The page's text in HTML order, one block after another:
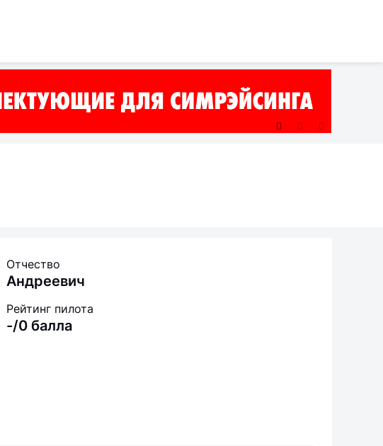
Отчество
Андреевич
Рейтинг пилота
-/0 балла